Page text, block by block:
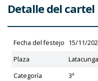
Detalle del
Fecha del festejo 15/11/
Plaza
Latacunga
Categoría
3ª